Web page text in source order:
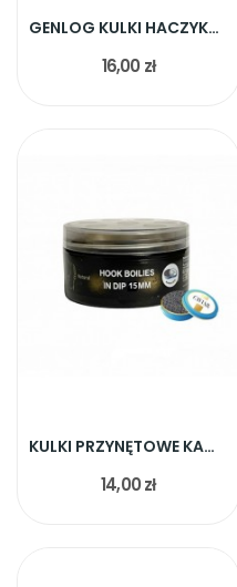
GENLOG KULKI HACZYKOWE SPICE SALAMI 15MM
16,00 zł
KULKI PRZYNĘTOWE KAWIOR WRATISLAVIA BAITS 20MM
14,00 zł